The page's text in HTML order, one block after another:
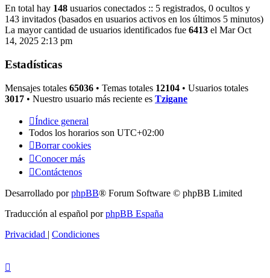
En total hay 148 usuarios conectados :: 5 registrados, 0 ocultos y
143 invitados (basados en usuarios activos en los últimos 5 minutos)
La mayor cantidad de usuarios identificados fue 6413 el Mar Oct
14, 2025 2:13 pm
Estadísticas
Mensajes totales 65036 • Temas totales 12104 • Usuarios totales
3017 • Nuestro usuario más reciente es Tzigane
Índice general
Todos los horarios son UTC+02:00
Borrar cookies
Conocer más
Contáctenos
Desarrollado porphpBB® Forum Software © phpBB Limited
Traducción al español porphpBB España
Privacidad | Condiciones